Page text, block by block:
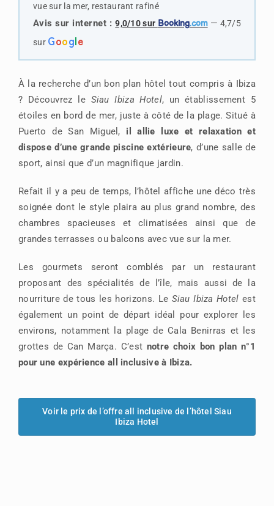
vue sur la mer, restaurant rafiné
Avis sur internet : 9,0/10 sur Booking.com— 4,7/5
sur Google
À la recherche d’un bon plan hôtel tout compris à Ibiza
? Découvrez le Siau Ibiza Hotel, un établissement 5
étoiles en bord de mer, juste à côté de la plage. Situé à
Puerto de San Miguel, il allie luxe et relaxation et
dispose d’une grande piscine extérieure, d’une salle de
sport, ainsi que d’un magnifique jardin.
Refait il y a peu de temps, l’hôtel affiche une déco très
soignée dont le style plaira au plus grand nombre, des
chambres spacieuses et climatisées ainsi que de
grandes terrasses ou balcons avec vue sur la mer.
Les gourmets seront comblés par un restaurant
proposant des spécialités de l’île, mais aussi de la
nourriture de tous les horizons. Le Siau Ibiza Hotel est
également un point de départ idéal pour explorer les
environs, notamment la plage de Cala Benirras et les
grottes de Can Marça. C’est notre choix bon plan n°1
pour une expérience all inclusive à Ibiza.
Voir le prix de l’offre all inclusive de l’hôtel Siau
Ibiza Hotel